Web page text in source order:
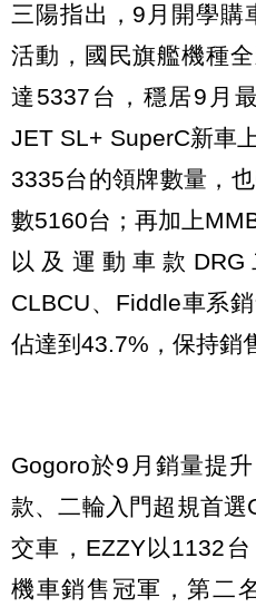
三陽指出，9月開學購
活動，國民旗艦機種
達5337台，穩居9月
JET SL+ SuperC新車
3335台的領牌數量，
數5160台；再加上
以及運動車款
CLBCU、Fiddle車系
佔達到43.7%，保持銷
Gogoro於9月銷量提
款、二輪入門超規首
交車，EZZY以1132
機車銷售冠軍，第二